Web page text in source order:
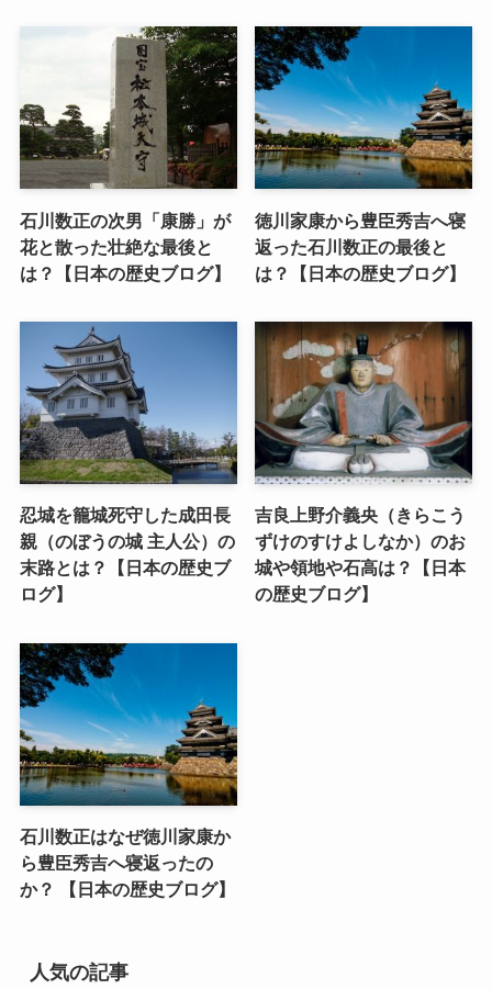
石川数正の次男「康勝」が
花と散った壮絶な最後と
は？【日本の歴史ブログ】
徳川家康から豊臣秀吉へ寝
返った石川数正の最後と
は？【日本の歴史ブログ】
忍城を籠城死守した成田長
親（のぼうの城 主人公）の
末路とは？【日本の歴史ブ
ログ】
吉良上野介義央（きらこう
ずけのすけよしなか）のお
城や領地や石高は？【日本
の歴史ブログ】
石川数正はなぜ徳川家康か
ら豊臣秀吉へ寝返ったの
か？ 【日本の歴史ブログ】
人気の記事